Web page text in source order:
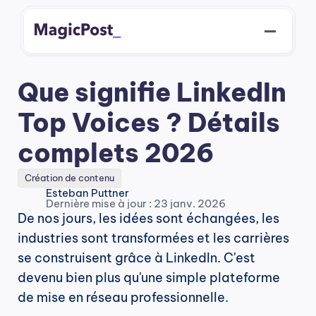
Que signifie LinkedIn
Top Voices ? Détails
complets 2026
Création de contenu
Esteban Puttner
Dernière mise à jour : 23 janv. 2026
De nos jours, les idées sont échangées, les
industries sont transformées et les carrières
se construisent grâce à LinkedIn. C'est
devenu bien plus qu'une simple plateforme
de mise en réseau professionnelle.